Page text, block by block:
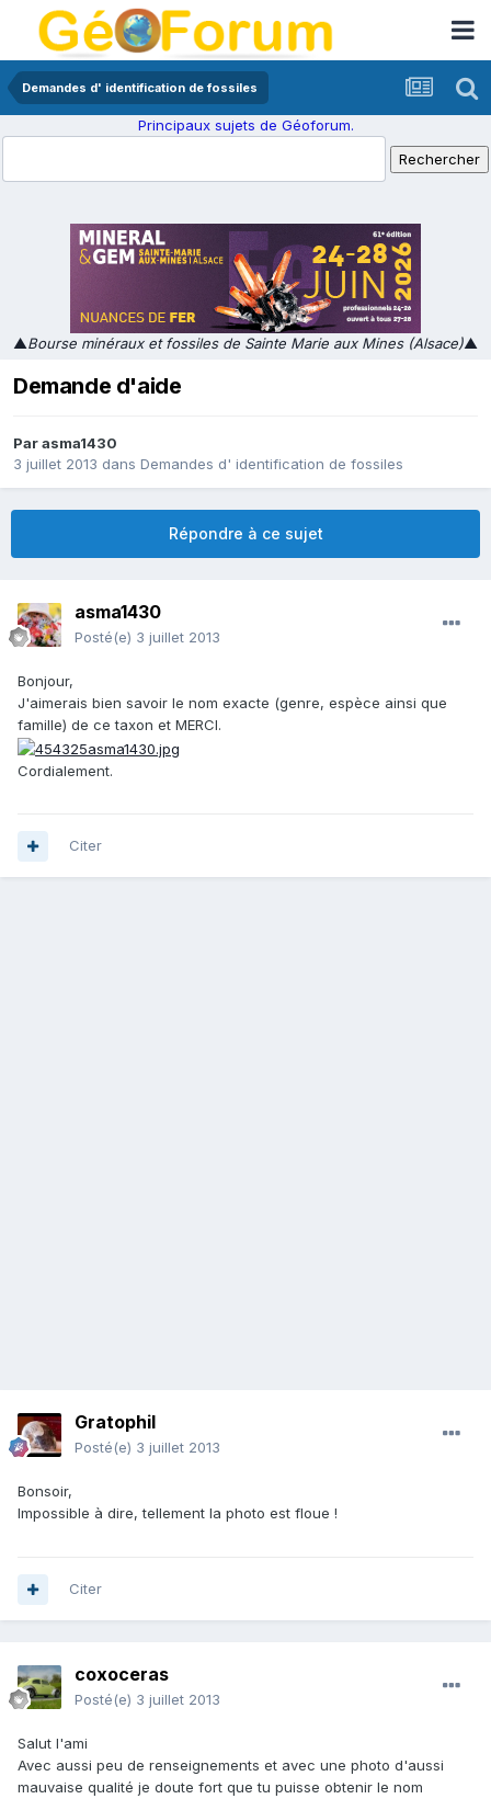
Demandes d' identification de fossiles
Principaux sujets de Géoforum.
▲Bourse minéraux et fossiles de Sainte Marie aux Mines (Alsace)▲
Demande d'aide
Parasma1430
3 juillet 2013 dans Demandes d' identification de fossiles
Répondre à ce sujet
asma1430
Posté(e) 3 juillet 2013
Bonjour,
J'aimerais bien savoir le nom exacte (genre, espèce ainsi que
famille) de ce taxon et MERCI.
Cordialement.
Citer
Gratophil
Posté(e) 3 juillet 2013
Bonsoir,
Impossible à dire, tellement la photo est floue !
Citer
coxoceras
Posté(e) 3 juillet 2013
Salut l'ami
Avec aussi peu de renseignements et avec une photo d'aussi
mauvaise qualité je doute fort que tu puisse obtenir le nom